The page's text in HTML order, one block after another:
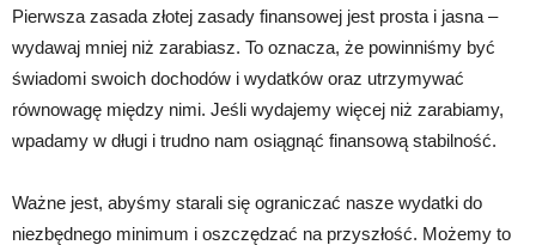
Pierwsza zasada złotej zasady finansowej jest prosta i jasna –
wydawaj mniej niż zarabiasz. To oznacza, że powinniśmy być
świadomi swoich dochodów i wydatków oraz utrzymywać
równowagę między nimi. Jeśli wydajemy więcej niż zarabiamy,
wpadamy w długi i trudno nam osiągnąć finansową stabilność.
Ważne jest, abyśmy starali się ograniczać nasze wydatki do
niezbędnego minimum i oszczędzać na przyszłość. Możemy to